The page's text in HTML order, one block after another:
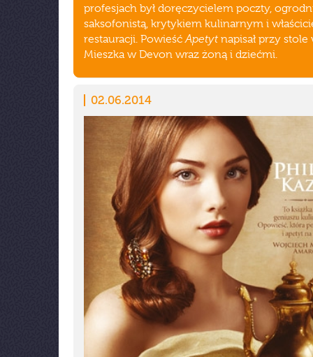
profesjach był doręczycielem poczty,
saksofonistą, krytykiem kulinarnym i
restauracji. PowieśćApetytnapisał przy stole
Mieszka w Devon wraz żoną i dziećmi.
02.06.2014